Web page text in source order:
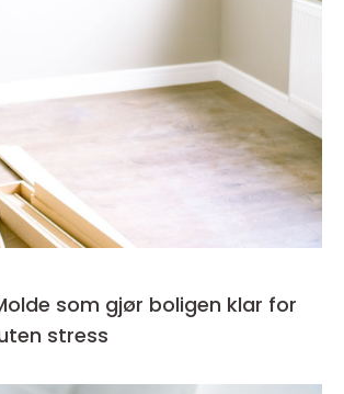
som gjør boligen klar for
stress